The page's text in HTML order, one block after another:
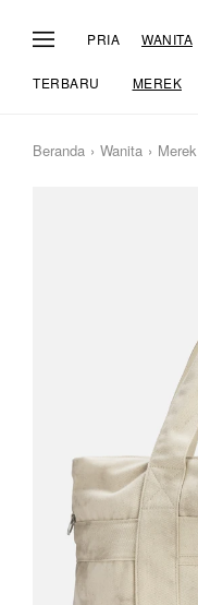
PRIA WANITA
TERBARU MEREK
Beranda Wanita Merek